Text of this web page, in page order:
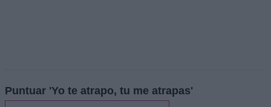
Puntuar 'Yo te atrapo, tu me atrapas'